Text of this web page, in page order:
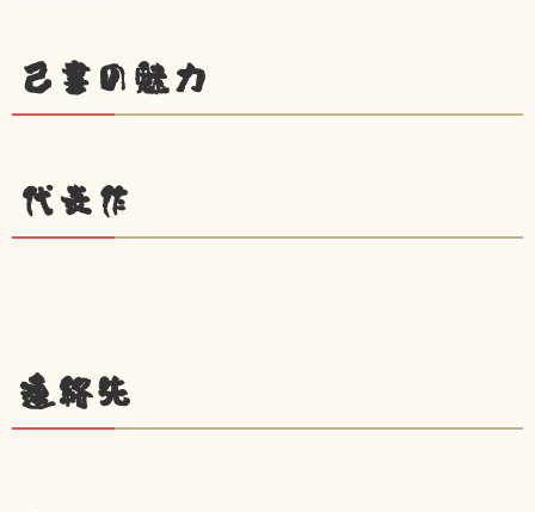
己書の魅力
代表作
連絡先